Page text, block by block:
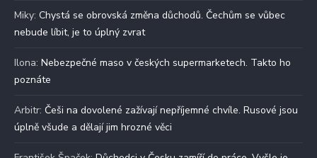
Miky: Chystá se obrovská změna důchodů. Čechům se vůbec
nebude líbit, je to úplný zvrat
Ilona: Nebezpečné maso v českých supermarketech. Takto ho
poznáte
Arbitr: Češi na dovolené zažívají nepříjemné chvíle. Rusové jsou
úplně všude a dělají jim hrozné věci